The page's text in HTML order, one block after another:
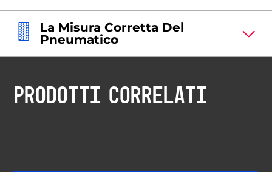
La Misura Corretta Del
Pneumatico
PRODOTTI CORRELATI